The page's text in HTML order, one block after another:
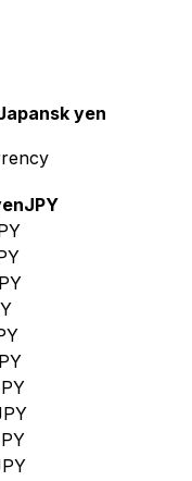
yen
JPY